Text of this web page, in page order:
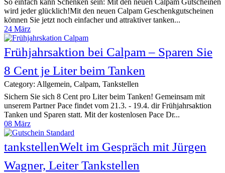
So einfach kann Schenken sein: Mit den neuen Calpam Gutscheinen
wird jeder glücklich!Mit den neuen Calpam Geschenkgutscheinen
können Sie jetzt noch einfacher und attraktiver tanken...
24 März
Frühjahrsaktion bei Calpam – Sparen Sie
8 Cent je Liter beim Tanken
Category: Allgemein, Calpam, Tankstellen
Sichern Sie sich 8 Cent pro Liter beim Tanken! Gemeinsam mit
unserem Partner Pace findet vom 21.3. - 19.4. dir Frühjahrsaktion
Tanken und Sparen statt. Mit der kostenlosen Pace Dr...
08 März
tankstellenWelt im Gespräch mit Jürgen
Wagner, Leiter Tankstellen